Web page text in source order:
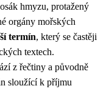
hmyzu, protažený
orgány mořských
termín, který se častěji
textech.
z řečtiny a původně
sloužící k příjmu